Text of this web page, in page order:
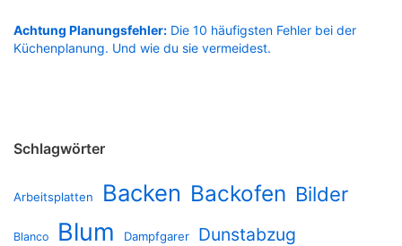
Achtung Planungsfehler: Die 10 häufigsten Fehler bei der
Küchenplanung. Und wie du sie vermeidest.
Schlagwörter
Arbeitsplatten Backen Backofen Bilder
Blanco Blum Dampfgarer
Dunstabzug